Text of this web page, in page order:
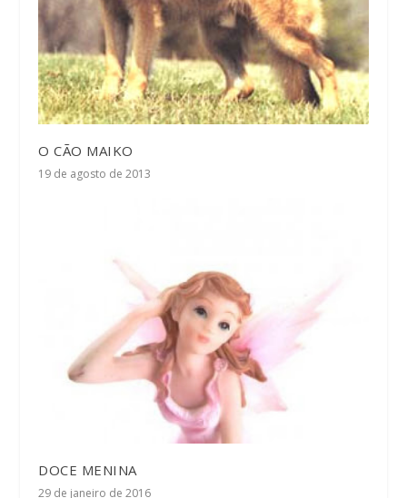
O CÃO MAIKO
19 de agosto de 2013
DOCE MENINA
29 de janeiro de 2016